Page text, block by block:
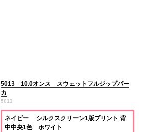
5013 10.0オンス スウェットフルジップパー
カ
5013
ネイビー シルクスクリーン1版プリント 背
中中央1色 ホワイト